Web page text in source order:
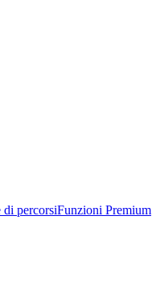
di percorsiFunzioni Premium